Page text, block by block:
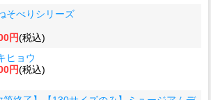
そべりシリーズ
円(税込)
ヒョウ
円(税込)